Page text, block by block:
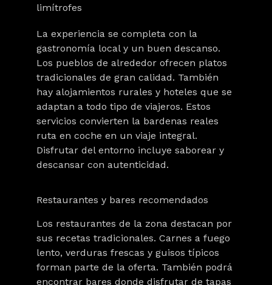
limítrofes
La experiencia se completa con la
gastronomía local y un buen descanso.
Los pueblos de alrededor ofrecen platos
tradicionales de gran calidad. También
hay alojamientos rurales y hoteles que se
adaptan a todo tipo de viajeros. Estos
servicios convierten la bardenas reales
ruta en coche en un viaje integral.
Disfrutar del entorno incluye saborear y
descansar con autenticidad.
Restaurantes y bares recomendados
Los restaurantes de la zona destacan por
sus recetas tradicionales. Carnes a fuego
lento, verduras frescas y guisos típicos
forman parte de la oferta. También podrá
encontrar bares donde disfrutar de tapas